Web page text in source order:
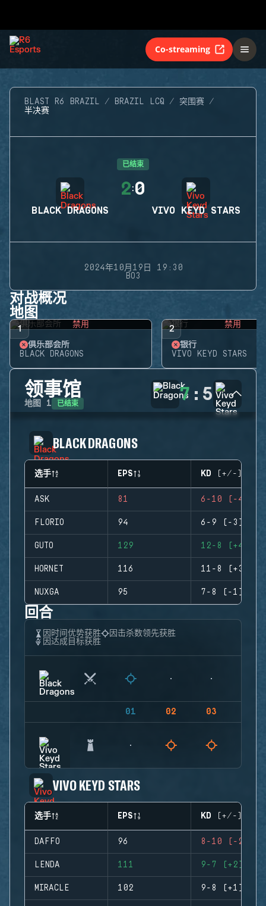
Co-streaming
BLAST R6 BRAZIL BRAZIL LCQ
突围赛
半决赛
已结束
BLACK DRAGONS
2:0
VIVO KEYD STARS
2024年10月19日 19:30
BO3
对战概况
地图
1 禁用
俱乐部会所
BLACK DRAGONS
2 禁用
银行
VIVO KEYD STARS
领事馆
地图 1 已结束 7 : 5
BLACK DRAGONS
选手 EPS KD (+/-)
ASK 81 6-10 (-4)
FLORIO 94 6-9 (-3)
GUTO 129 12-8 (+4)
HORNET 116 11-8 (+3)
NUXGA 95 7-8 (-1)
回合
因时间优势获胜
因击杀数领先获胜
因达成目标获胜
01 02 03
VIVO KEYD STARS
选手 EPS KD (+/-)
DAFFO 96 8-10 (-2)
LENDA 111 9-7 (+2)
MIRACLE 102 9-8 (+1)